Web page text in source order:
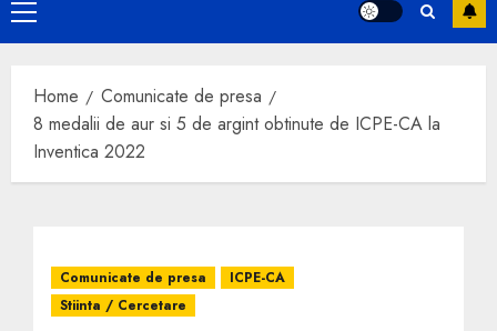
Primary
Menu
Home
Comunicate de presa
8 medalii de aur si 5 de argint obtinute de ICPE-CA la
Inventica 2022
Comunicate de presa
ICPE-CA
Stiinta / Cercetare